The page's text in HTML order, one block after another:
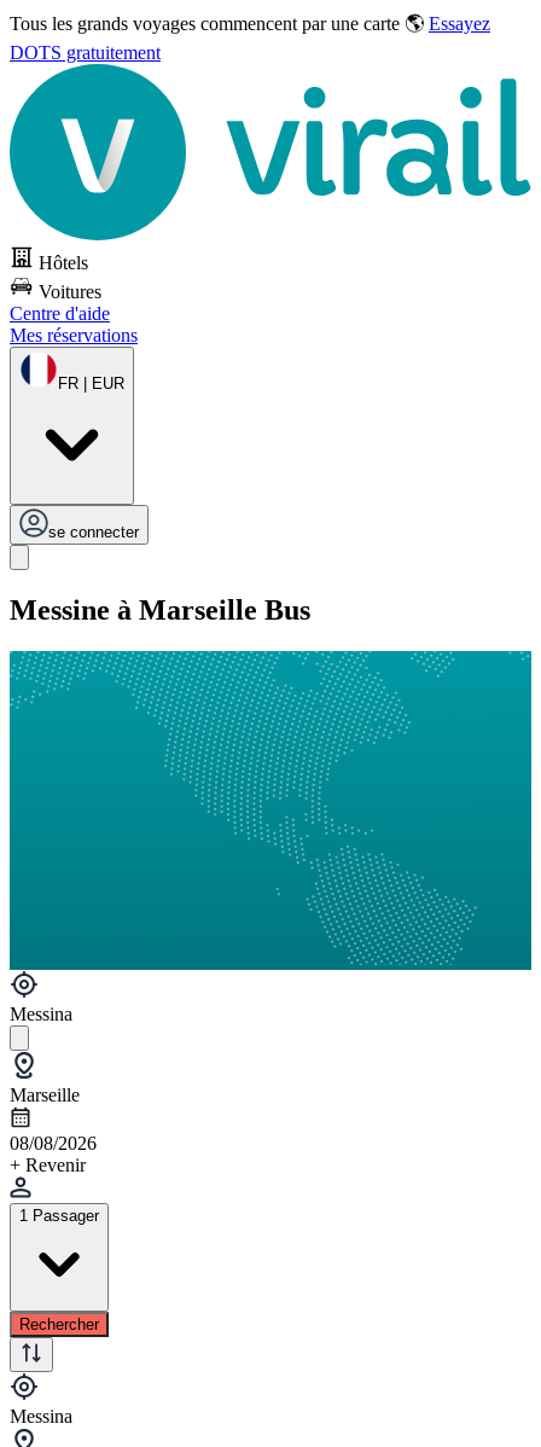
Tous les grands voyages commencent par une carte 🌎 Essayez
DOTS gratuitement
Hôtels
Voitures
Centre d'aide
Mes réservations
FR | EUR
se connecter
Messine à Marseille Bus
Messina
Marseille
08/08/2026
+ Revenir
1 Passager
Rechercher
Messina